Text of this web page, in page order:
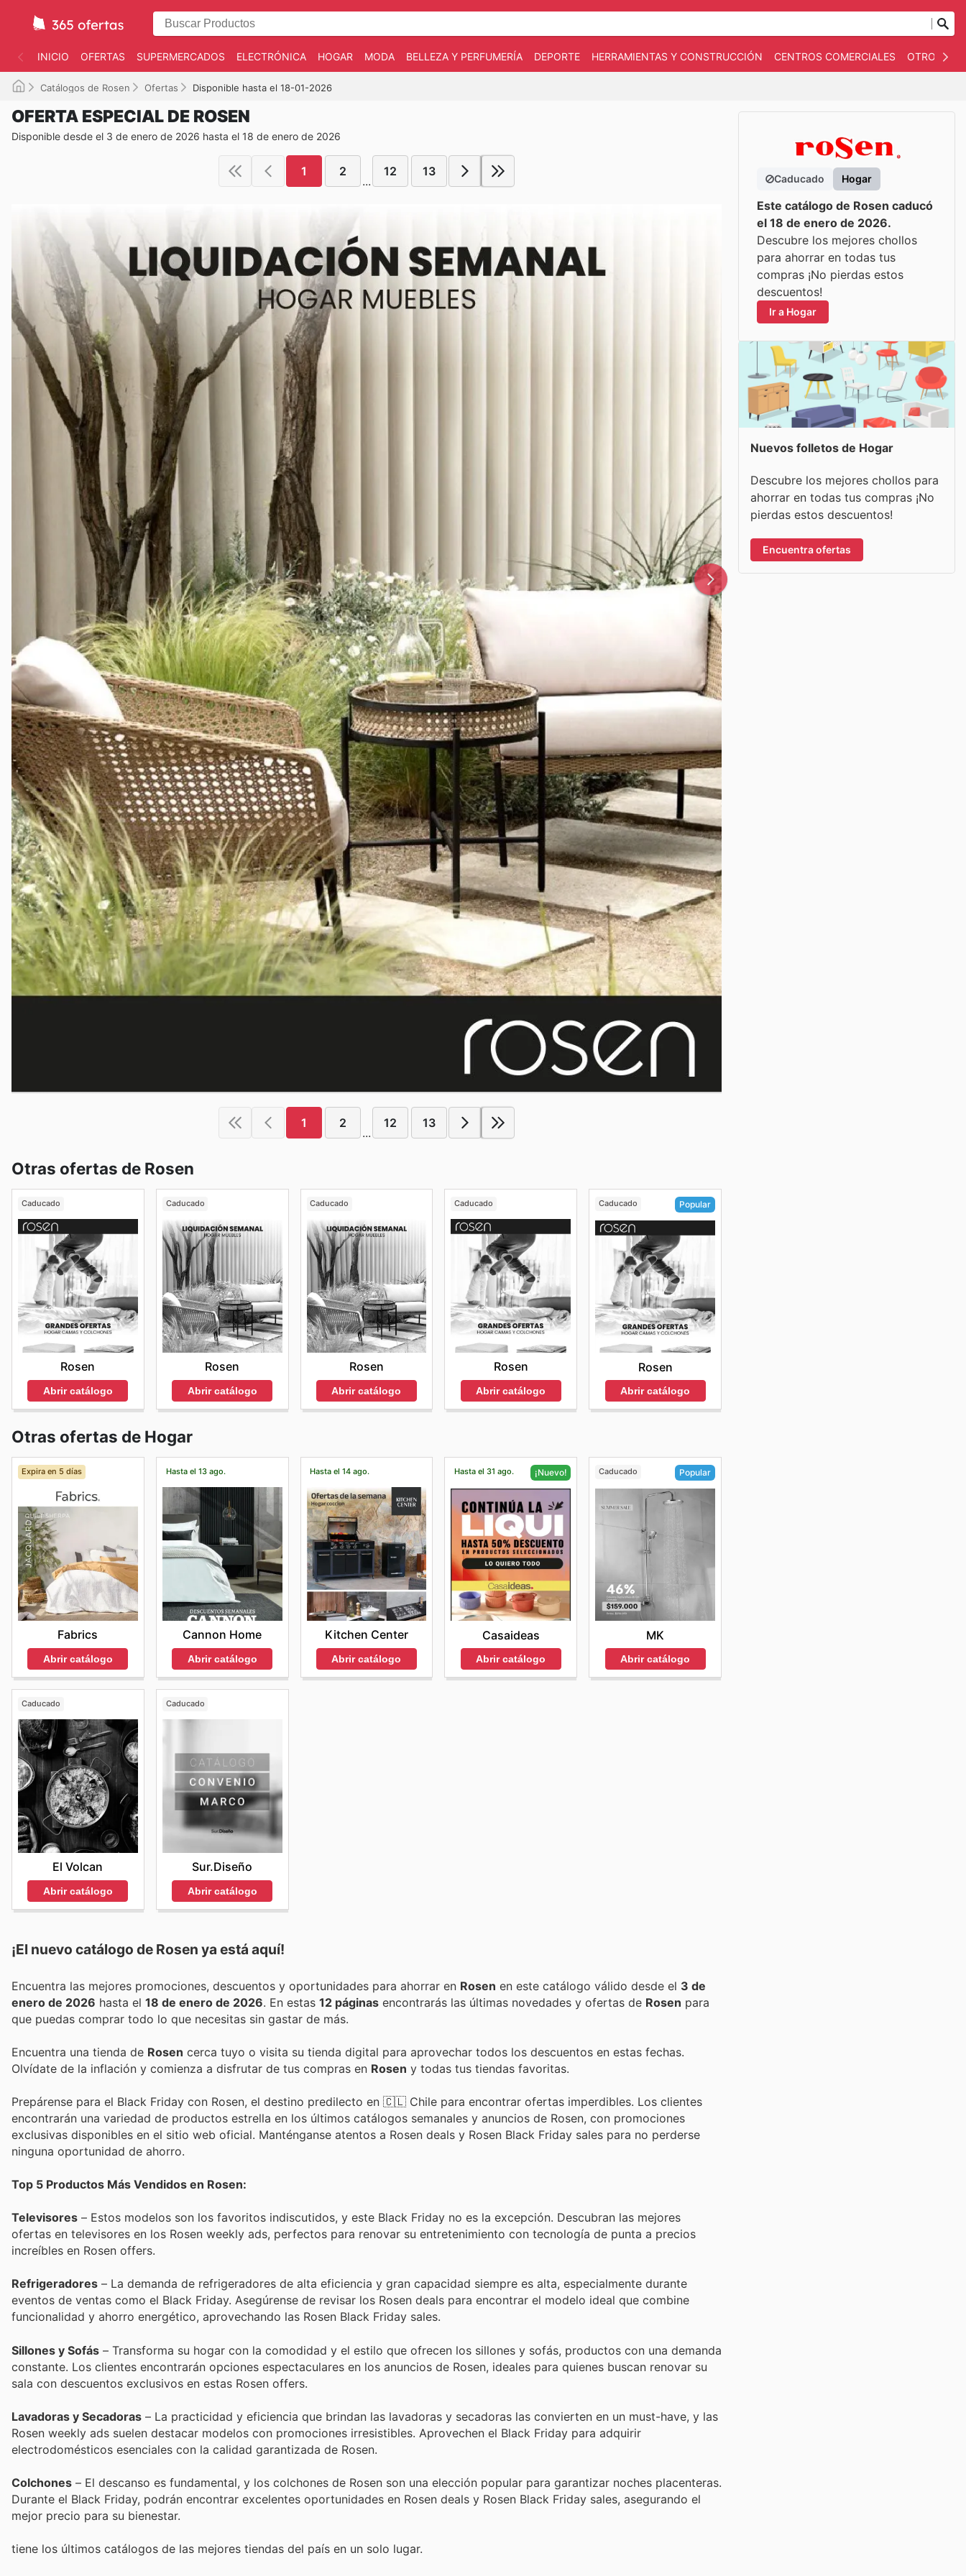
INICIO OFERTAS SUPERMERCADOS ELECTRÓNICA HOGAR MODA BELLEZA Y PERFUMERÍA DEPORTE HERRAMIENTAS Y CONSTRUCCIÓN CENTROS COMERCIALES OTROS
Catálogos de Rosen Ofertas Disponible hasta el 18-01-2026
OFERTA ESPECIAL DE ROSEN
Disponible desde el 3 de enero de 2026 hasta el 18 de enero de 2026
1 2
...
12 13
1 2
...
12 13
Otras ofertas de Rosen
Caducado
Rosen
Abrir catálogo
Caducado
Rosen
Abrir catálogo
Caducado
Rosen
Abrir catálogo
Caducado
Rosen
Abrir catálogo
Caducado Popular
Rosen
Abrir catálogo
Otras ofertas de Hogar
Expira en 5 días
Fabrics
Abrir catálogo
Hasta el 13 ago.
Cannon Home
Abrir catálogo
Hasta el 14 ago.
Kitchen Center
Abrir catálogo
Hasta el 31 ago. ¡Nuevo!
Casaideas
Abrir catálogo
Caducado Popular
MK
Abrir catálogo
Caducado
El Volcan
Abrir catálogo
Caducado
Sur.Diseño
Abrir catálogo
¡El nuevo catálogo de Rosen ya está aquí!
Encuentra las mejores promociones, descuentos y oportunidades para ahorrar en Rosen en este catálogo válido desde el 3 de
enero de 2026 hasta el 18 de enero de 2026 . En estas 12 páginas encontrarás las últimas novedades y ofertas de Rosen para
que puedas comprar todo lo que necesitas sin gastar de más.
Encuentra una tienda de Rosen cerca tuyo o visita su tienda digital para aprovechar todos los descuentos en estas fechas.
Olvídate de la inflación y comienza a disfrutar de tus compras en Rosen y todas tus tiendas favoritas.
Prepárense para el Black Friday con Rosen, el destino predilecto en 🇨🇱 Chile para encontrar ofertas imperdibles. Los clientes
encontrarán una variedad de productos estrella en los últimos catálogos semanales y anuncios de Rosen, con promociones
exclusivas disponibles en el sitio web oficial. Manténganse atentos a Rosen deals y Rosen Black Friday sales para no perderse
ninguna oportunidad de ahorro.
Top 5 Productos Más Vendidos en Rosen:
Televisores – Estos modelos son los favoritos indiscutidos, y este Black Friday no es la excepción. Descubran las mejores
ofertas en televisores en los Rosen weekly ads, perfectos para renovar su entretenimiento con tecnología de punta a precios
increíbles en Rosen offers.
Refrigeradores – La demanda de refrigeradores de alta eficiencia y gran capacidad siempre es alta, especialmente durante
eventos de ventas como el Black Friday. Asegúrense de revisar los Rosen deals para encontrar el modelo ideal que combine
funcionalidad y ahorro energético, aprovechando las Rosen Black Friday sales.
Sillones y Sofás – Transforma su hogar con la comodidad y el estilo que ofrecen los sillones y sofás, productos con una demanda
constante. Los clientes encontrarán opciones espectaculares en los anuncios de Rosen, ideales para quienes buscan renovar su
sala con descuentos exclusivos en estas Rosen offers.
Lavadoras y Secadoras – La practicidad y eficiencia que brindan las lavadoras y secadoras las convierten en un must-have, y las
Rosen weekly ads suelen destacar modelos con promociones irresistibles. Aprovechen el Black Friday para adquirir
electrodomésticos esenciales con la calidad garantizada de Rosen.
Colchones – El descanso es fundamental, y los colchones de Rosen son una elección popular para garantizar noches placenteras.
Durante el Black Friday, podrán encontrar excelentes oportunidades en Rosen deals y Rosen Black Friday sales, asegurando el
mejor precio para su bienestar.
tiene los últimos catálogos de las mejores tiendas del país en un solo lugar.
Caducado Hogar
Este catálogo de Rosen caducó
el 18 de enero de 2026.
Descubre los mejores chollos
para ahorrar en todas tus
compras ¡No pierdas estos
descuentos!
Ir a Hogar
Nuevos folletos de Hogar
Descubre los mejores chollos para
ahorrar en todas tus compras ¡No
pierdas estos descuentos!
Encuentra ofertas